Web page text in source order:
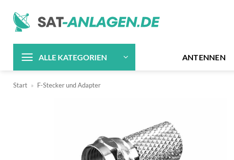
Inhalt
springen
ALLE KATEGORIEN ANTENNEN
Start » F-Stecker und Adapter